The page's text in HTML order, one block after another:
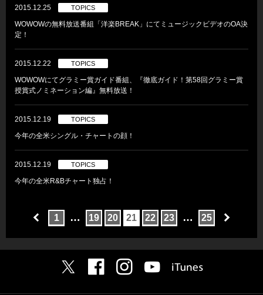
2015.12.25 TOPICS
WOWOWの無料放送番組「洋楽BREAK」にてミュージックビデオのOA決
定！
2015.12.22 TOPICS
WOWOWにてグラミー賞ガイド番組、『徹底ガイド！第58回グラミー賞
授賞式ノミネーション編』無料放送！
2015.12.19 TOPICS
今年の全米シングル・チャートの顔！
2015.12.19 TOPICS
今年の全米R&Bチャート独占！
1 … 19 20 21 22 23 … 25